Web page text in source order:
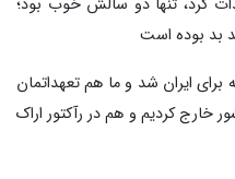
تعهدات کرد، تنها دو سالش خوب بود؛
یک سری تعهدات ۱۰ ساله برای ایران شد و ما هم تعهداتمان
را از کشور خارج کردیم و هم در رآکتور اراک